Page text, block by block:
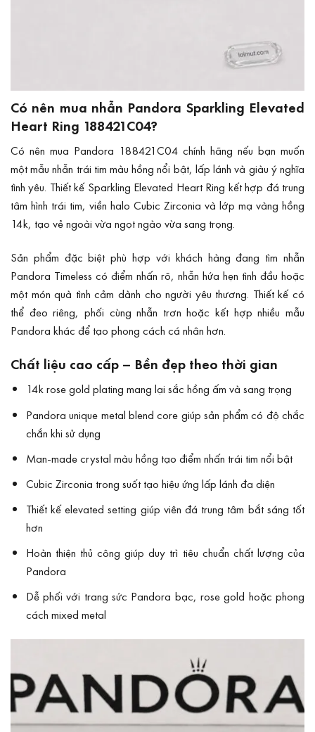
Có nên mua nhẫn Pandora Sparkling Elevated
Heart Ring 188421C04?
Có nên mua Pandora 188421C04 chính hãng nếu bạn muốn
một mẫu nhẫn trái tim màu hồng nổi bật, lấp lánh và giàu ý nghĩa
tình yêu. Thiết kế Sparkling Elevated Heart Ring kết hợp đá trung
tâm hình trái tim, viền halo Cubic Zirconia và lớp mạ vàng hồng
14k, tạo vẻ ngoài vừa ngọt ngào vừa sang trọng.
Sản phẩm đặc biệt phù hợp với khách hàng đang tìm nhẫn
Pandora Timeless có điểm nhấn rõ, nhẫn hứa hẹn tình đầu hoặc
một món quà tình cảm dành cho người yêu thương. Thiết kế có
thể đeo riêng, phối cùng nhẫn trơn hoặc kết hợp nhiều mẫu
Pandora khác để tạo phong cách cá nhân hơn.
Chất liệu cao cấp – Bền đẹp theo thời gian
14k rose gold plating mang lại sắc hồng ấm và sang trọng
Pandora unique metal blend core giúp sản phẩm có độ chắc
chắn khi sử dụng
Man-made crystal màu hồng tạo điểm nhấn trái tim nổi bật
Cubic Zirconia trong suốt tạo hiệu ứng lấp lánh đa diện
Thiết kế elevated setting giúp viên đá trung tâm bắt sáng tốt
hơn
Hoàn thiện thủ công giúp duy trì tiêu chuẩn chất lượng của
Pandora
Dễ phối với trang sức Pandora bạc, rose gold hoặc phong
cách mixed metal